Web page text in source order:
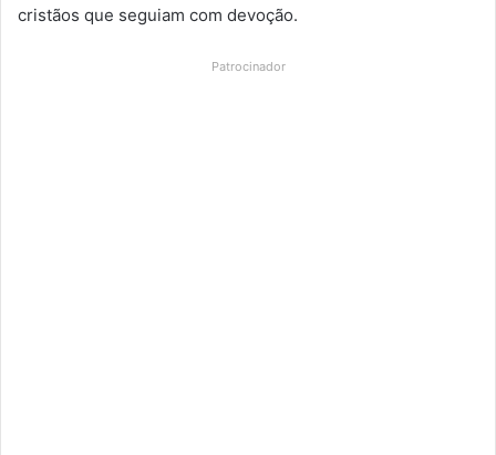
cristãos que seguiam com devoção.
Patrocinador